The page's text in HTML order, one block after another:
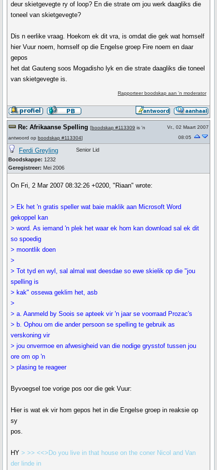
deur skietgevegte ry of loop? En die strate om jou werk daagliks die
toneel van skietgevegte?
Dis n eerlike vraag. Hoekom ek dit vra, is omdat die gek wat homself
hier Vuur noem, homself op die Engelse groep Fire noem en daar
gepos
het dat Gauteng soos Mogadisho lyk en die strate daagliks die toneel
van skietgevegte is.
Rapporteer boodskap aan 'n moderator
Re: Afrikaanse Spelling [boodskap #113309 is 'n
antwoord op boodskap #113304]
Vr., 02 Maart 2007
08:05
Ferdi Greyling
Boodskappe: 1232
Geregistreer: Mei 2006
Senior Lid
On Fri, 2 Mar 2007 08:32:26 +0200, "Riaan" wrote:
> Ek het 'n gratis speller wat baie maklik aan Microsoft Word
gekoppel kan
> word. As iemand 'n plek het waar ek hom kan download sal ek dit
so spoedig
> moontlik doen
>
> Tot tyd en wyl, sal almal wat deesdae so ewe skielik op die "jou
spelling is
> kak" ossewa geklim het, asb
>
> a. Aanmeld by Soois se apteek vir 'n jaar se voorraad Prozac's
> b. Ophou om die ander persoon se spelling te gebruik as
verskoning vir
> jou onvermoe en afwesigheid van die nodige grysstof tussen jou
ore om op 'n
> plasing te reageer
Byvoegsel toe vorige pos oor die gek Vuur:
Hier is wat ek vir hom gepos het in die Engelse groep in reaksie op
sy
pos.
HY> >> <<>Do you live in that house on the coner Nicol and Van
der linde in